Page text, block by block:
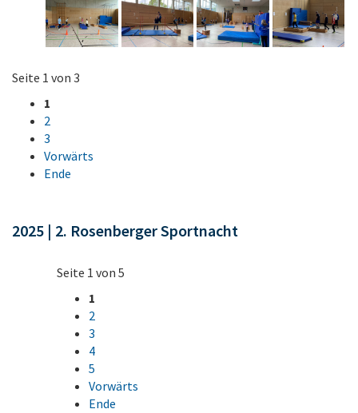
Seite 1 von 3
1
2
3
Vorwärts
Ende
2025 | 2. Rosenberger Sportnacht
Seite 1 von 5
1
2
3
4
5
Vorwärts
Ende